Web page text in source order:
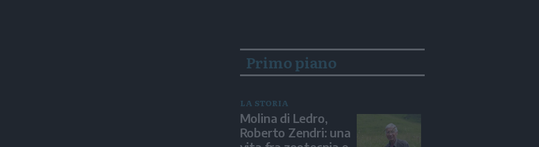
Primo piano
LA STORIA
Molina di Ledro,
Roberto Zendri: una